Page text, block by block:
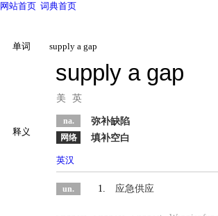
网站首页 词典首页
单词 supply a gap
释义
supply a gap
美 英
na. 弥补缺陷
网络 填补空白
英汉
un. 1. 应急供应